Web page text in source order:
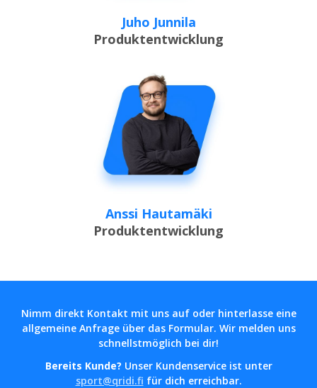
Juho Junnila
Produktentwicklung
Anssi Hautamäki
Produktentwicklung
Nimm direkt Kontakt mit uns auf oder hinterlasse eine
allgemeine Anfrage über das Formular. Wir melden uns
schnellstmöglich bei dir!
Bereits Kunde? Unser Kundenservice ist unter
sport@qridi.fi für dich erreichbar.